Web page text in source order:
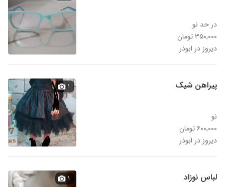
در حد نو
۳۵۰,۰۰۰ تومان
دیروز در ابوذر
پیراهن شیک
نو
۶۰۰,۰۰۰ تومان
دیروز در ابوذر
۱
لباس نوزاد ۱